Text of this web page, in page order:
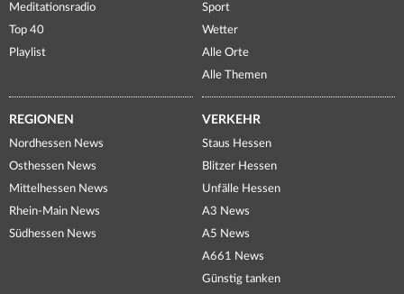
Meditationsradio
Top 40
Playlist
Sport
Wetter
Alle Orte
Alle Themen
REGIONEN
Nordhessen News
Osthessen News
Mittelhessen News
Rhein-Main News
Südhessen News
VERKEHR
Staus Hessen
Blitzer Hessen
Unfälle Hessen
A3 News
A5 News
A661 News
Günstig tanken